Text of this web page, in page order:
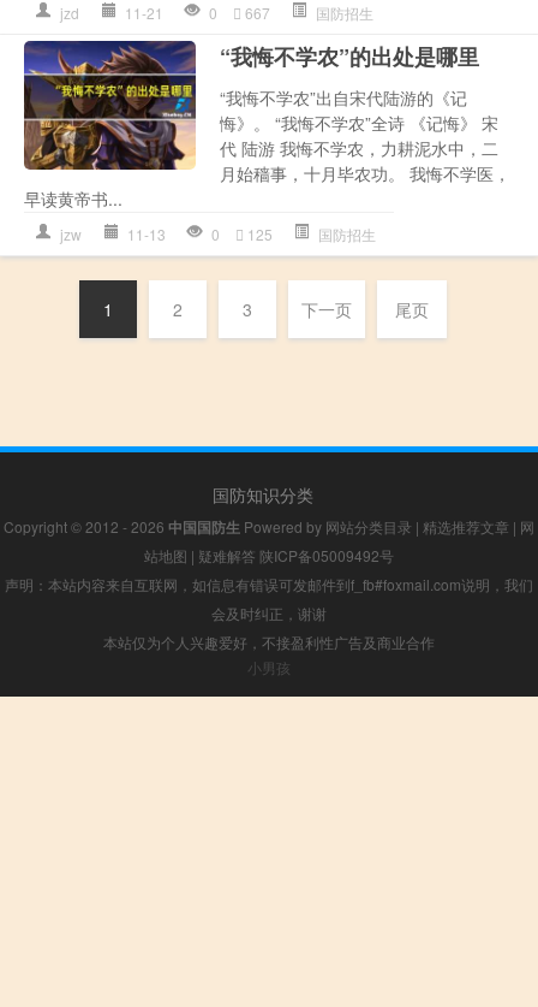
jzd 11-21 0 667 国防招生
“我悔不学农”的出处是哪里
“我悔不学农”出自宋代陆游的《记
悔》。 “我悔不学农”全诗 《记悔》 宋
代 陆游 我悔不学农，力耕泥水中，二
月始穑事，十月毕农功。 我悔不学医，
早读黄帝书...
jzw 11-13 0 125 国防招生
1 2 3 下一页 尾页
国防知识分类
Copyright © 2012 - 2026 中国国防生 Powered by 网站分类目录 | 精选推荐文章 | 网
站地图 | 疑难解答 陕ICP备05009492号
声明：本站内容来自互联网，如信息有错误可发邮件到f_fb#foxmail.com说明，我们
会及时纠正，谢谢
本站仅为个人兴趣爱好，不接盈利性广告及商业合作
小男孩